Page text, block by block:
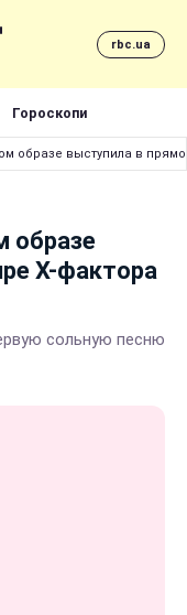
rbc.ua
Гороскопи
образе выступила в
образе
Х-фактора
сольную песню